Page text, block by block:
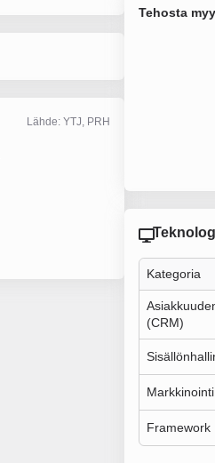
Lähde: YTJ, PRH
Tehosta
Kategoria
(CRM)
Markkinointi
Framework